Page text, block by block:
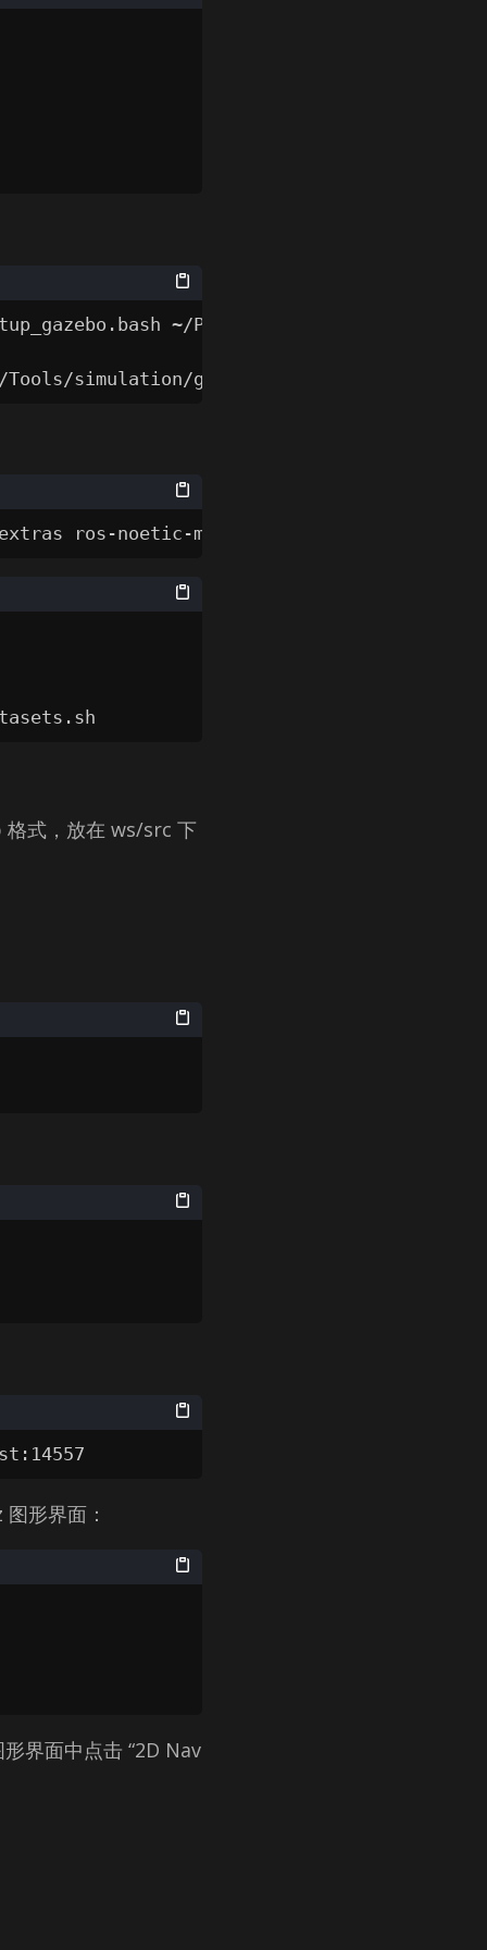
~/PX4-Autopilot ~/PX4-
Tools/simulation/gazebo-classic/
ros-noetic-mavros-msgs
式，放在 ws/​src 下
形界面：
界面中点击 “2D Nav